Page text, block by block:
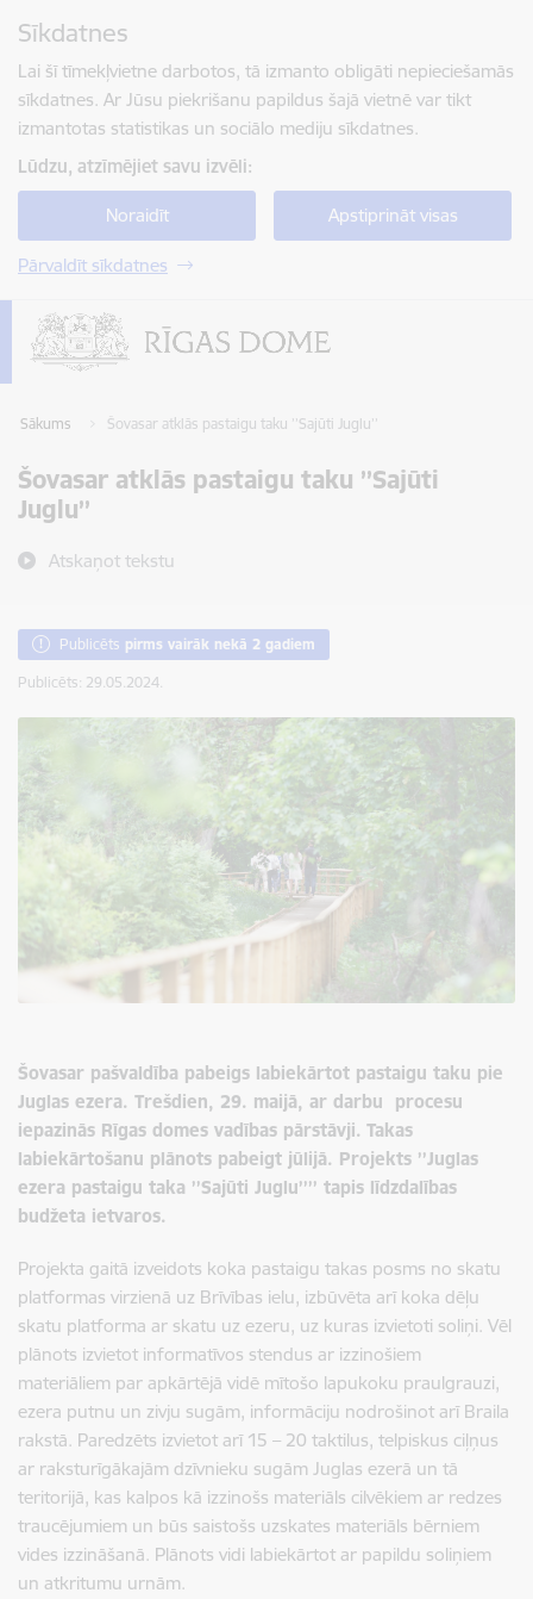
Sīkdatnes
Lai šī tīmekļvietne darbotos, tā izmanto obligāti nepieciešamās
sīkdatnes. Ar Jūsu piekrišanu papildus šajā vietnē var tikt
izmantotas statistikas un sociālo mediju sīkdatnes.
Lūdzu, atzīmējiet savu izvēli:
Noraidīt Apstiprināt visas
Pārvaldīt sīkdatnes
Sākums Šovasar atklās pastaigu taku ’’Sajūti Juglu’’
Šovasar atklās pastaigu taku ’’Sajūti
Juglu’’
Atskaņot tekstu
Publicēts pirms vairāk nekā 2 gadiem
Publicēts: 29.05.2024.
Šovasar pašvaldība pabeigs labiekārtot pastaigu taku pie
Juglas ezera. Trešdien, 29. maijā, ar darbu procesu
iepazinās Rīgas domes vadības pārstāvji. Takas
labiekārtošanu plānots pabeigt jūlijā. Projekts ’’Juglas
ezera pastaigu taka ’’Sajūti Juglu’’’’ tapis līdzdalības
budžeta ietvaros.
Projekta gaitā izveidots koka pastaigu takas posms no skatu
platformas virzienā uz Brīvības ielu, izbūvēta arī koka dēļu
skatu platforma ar skatu uz ezeru, uz kuras izvietoti soliņi. Vēl
plānots izvietot informatīvos stendus ar izzinošiem
materiāliem par apkārtējā vidē mītošo lapukoku praulgrauzi,
ezera putnu un zivju sugām, informāciju nodrošinot arī Braila
rakstā. Paredzēts izvietot arī 15 – 20 taktilus, telpiskus ciļņus
ar raksturīgākajām dzīvnieku sugām Juglas ezerā un tā
teritorijā, kas kalpos kā izzinošs materiāls cilvēkiem ar redzes
traucējumiem un būs saistošs uzskates materiāls bērniem
vides izzināšanā. Plānots vidi labiekārtot ar papildu soliņiem
un atkritumu urnām.